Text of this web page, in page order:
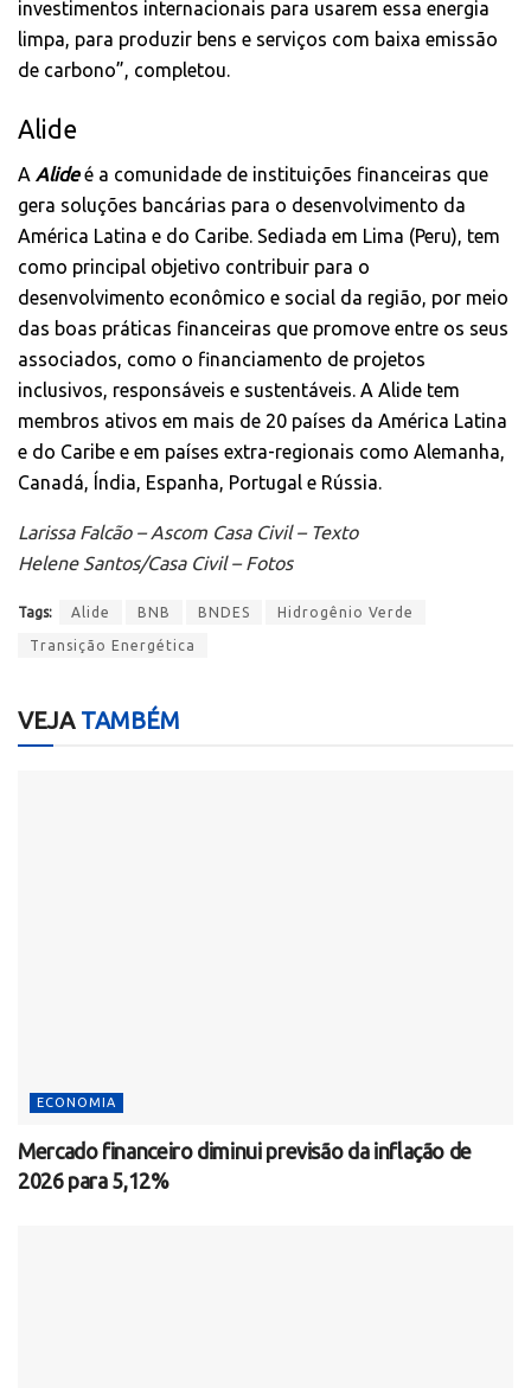
investimentos internacionais para usarem essa energia
limpa, para produzir bens e serviços com baixa emissão
de carbono”, completou.
Alide
A Alideé a comunidade de instituições financeiras que
gera soluções bancárias para o desenvolvimento da
América Latina e do Caribe. Sediada em Lima (Peru), tem
como principal objetivo contribuir para o
desenvolvimento econômico e social da região, por meio
das boas práticas financeiras que promove entre os seus
associados, como o financiamento de projetos
inclusivos, responsáveis e sustentáveis. A Alide tem
membros ativos em mais de 20 países da América Latina
e do Caribe e em países extra-regionais como Alemanha,
Canadá, Índia, Espanha, Portugal e Rússia.
Larissa Falcão – Ascom Casa Civil – Texto
Helene Santos/Casa Civil – Fotos
Tags: Alide BNB BNDES Hidrogênio Verde
Transição Energética
VEJATAMBÉM
ECONOMIA
Mercado financeiro diminui previsão da inflação de
2026 para 5,12%